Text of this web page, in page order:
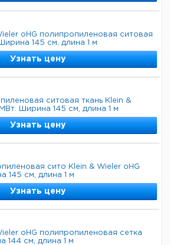
oHG полипропиленовая ситовая
145 см, длина 1 м
Узнать цену
ситовая ткань Klein &
Ширина 145 см, длина 1 м
Узнать цену
сито Klein & Wieler oHG
145 см, длина 1 м
Узнать цену
oHG полипропиленовая сетка
144 см, длина 1 м